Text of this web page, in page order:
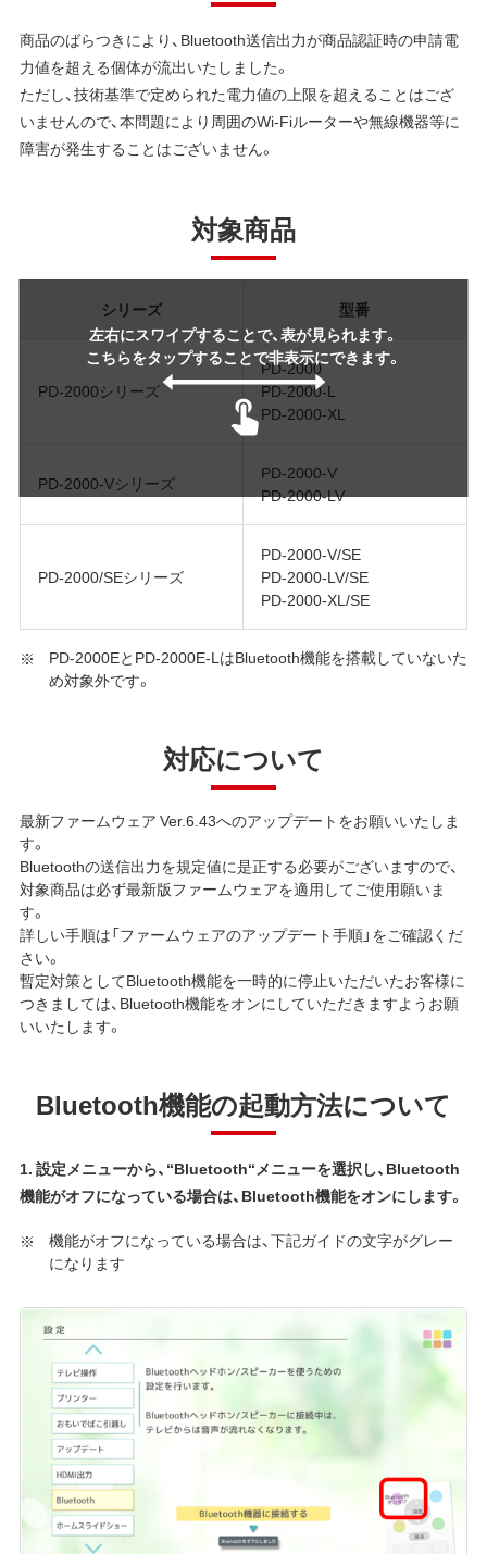
商品のばらつきにより、Bluetooth送信出力が商品認証時の申請電
力値を超える個体が流出いたしました。
ただし、技術基準で定められた電力値の上限を超えることはござ
いませんので、本問題により周囲のWi-Fiルーターや無線機器等に
障害が発生することはございません。
対象商品
左右にスワイプすることで、表が見られます。
こちらをタップすることで非表示にできます。
シリーズ 型番
PD-2000シリーズ
PD-2000
PD-2000-L
PD-2000-XL
PD-2000-Vシリーズ
PD-2000-V
PD-2000-LV
PD-2000/SEシリーズ
PD-2000-V/SE
PD-2000-LV/SE
PD-2000-XL/SE
PD-2000EとPD-2000E-LはBluetooth機能を搭載していないた
め対象外です。
対応について
最新ファームウェア Ver.6.43へのアップデートをお願いいたしま
す。
Bluetoothの送信出力を規定値に是正する必要がございますので、
対象商品は必ず最新版ファームウェアを適用してご使用願いま
す。
詳しい手順は「ファームウェアのアップデート手順」をご確認くだ
さい。
暫定対策としてBluetooth機能を一時的に停止いただいたお客様に
つきましては、Bluetooth機能をオンにしていただきますようお願
いいたします。
Bluetooth機能の起動方法について
1. 設定メニューから、“Bluetooth“メニューを選択し、Bluetooth
機能がオフになっている場合は、Bluetooth機能をオンにします。
機能がオフになっている場合は、下記ガイドの文字がグレー
になります